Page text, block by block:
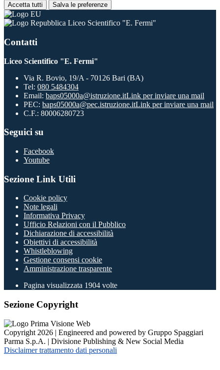
Accetta tutti Salva le preferenze
Liceo Scientifico "E. Fermi"
Contatti
Liceo Scientifico "E. Fermi"
Via R. Bovio, 19/A - 70126 Bari (BA)
Tel: 080 5484304
Email: baps05000a@istruzione.itLink per inviare una mail
PEC: baps05000a@pec.istruzione.itLink per inviare una mail
C.F.: 80006280723
Seguici su
Facebook
Youtube
Sezione Link Utili
Cookie policy
Note legali
Informativa Privacy
Ufficio Relazioni con il Pubblico
Dichiarazione di accessibilità
Obiettivi di accessibilità
Whistleblowing
Gestione consensi cookie
Amministrazione trasparente
Pagina visualizzata 1904 volte
Sezione Copyright
Copyright 2026 | Engineered and powered by Gruppo Spaggiari
Parma S.p.A. | Divisione Publishing & New Social Media
Disclaimer trattamento dati personali